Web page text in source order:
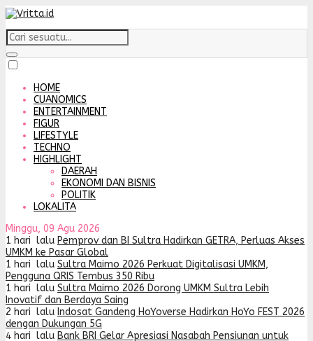
HOME
CUANOMICS
ENTERTAINMENT
FIGUR
LIFESTYLE
TECHNO
HIGHLIGHT
DAERAH
EKONOMI DAN BISNIS
POLITIK
LOKALITA
Minggu, 09 Agu 2026
1 hari lalu Pemprov dan BI Sultra Hadirkan GETRA, Perluas Akses
UMKM ke Pasar Global
1 hari lalu Sultra Maimo 2026 Perkuat Digitalisasi UMKM,
Pengguna QRIS Tembus 350 Ribu
1 hari lalu Sultra Maimo 2026 Dorong UMKM Sultra Lebih
Inovatif dan Berdaya Saing
2 hari lalu Indosat Gandeng HoYoverse Hadirkan HoYo FEST 2026
dengan Dukungan 5G
4 hari lalu Bank BRI Gelar Apresiasi Nasabah Pensiunan untuk